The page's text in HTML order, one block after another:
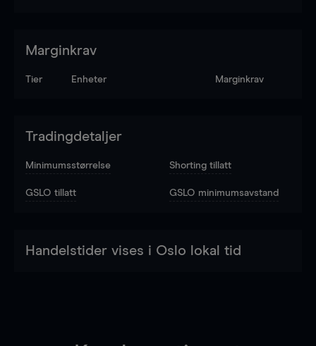
Marginkrav
Tier Enheter Marginkrav
Tradingdetaljer
Minimumsstørrelse Shorting tillatt
GSLO tillatt GSLO minimumsavstand
Handelstider vises i Oslo lokal tid